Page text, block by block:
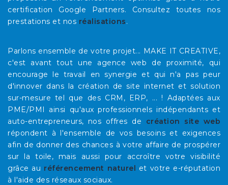
certification Google Partners. Consultez toutes nos
prestations et nos réalisations.
Parlons ensemble de votre projet... MAKE IT CREATIVE,
c'est avant tout une agence web de proximité, qui
encourage le travail en synergie et qui n'a pas peur
d'innover dans la création de site internet et solution
sur-mesure tel que des CRM, ERP, ... ! Adaptées aux
PME/PMI ainsi qu'aux professionnels indépendants et
auto-entrepreneurs, nos offres de création site web
répondent à l'ensemble de vos besoins et exigences
afin de donner des chances à votre affaire de prospérer
sur la toile, mais aussi pour accroître votre visibilité
grâce au référencement naturel et votre e-réputation
à l'aide des réseaux sociaux.